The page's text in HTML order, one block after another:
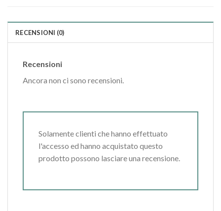
RECENSIONI (0)
Recensioni
Ancora non ci sono recensioni.
Solamente clienti che hanno effettuato
l'accesso ed hanno acquistato questo
prodotto possono lasciare una recensione.